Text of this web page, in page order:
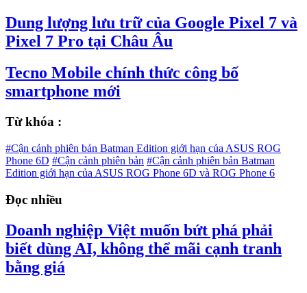
Dung lượng lưu trữ của Google Pixel 7 và
Pixel 7 Pro tại Châu Âu
Tecno Mobile chính thức công bố
smartphone mới
Từ khóa :
#Cận cảnh phiên bản Batman Edition giới hạn của ASUS ROG
Phone 6D #Cận cảnh phiên bản #Cận cảnh phiên bản Batman
Edition giới hạn của ASUS ROG Phone 6D và ROG Phone 6
Đọc nhiều
Doanh nghiệp Việt muốn bứt phá phải
biết dùng AI, không thể mãi cạnh tranh
bằng giá